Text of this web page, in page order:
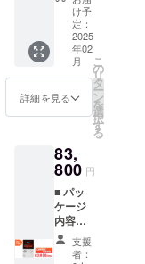
ンチ / 有
機EL
ディス
プレイ
（OLED
） /
1240×1
レッ
シュ
60Hz
SoC：
Snapdr
agon
G3x
取扱説
明書
（英語/
中国
語） ※
発売後
に日本
ページ
（https:
ya-
neo.jp/
manual
）に公
本体 充
電ケー
ブル
（アダ
プター
は付属
してお
りませ
，L1/L2
背面ボ
タンス
ペア入
り 国内
１年間
サポー
ト（株
け予
定：
2025
年02
月
詳細を見る
こ
の
リ
タ
ー
ン
を
選
択
す
る
83,
800 円
■ パッ
ケージ
内容
AYANE
O
支援
者：